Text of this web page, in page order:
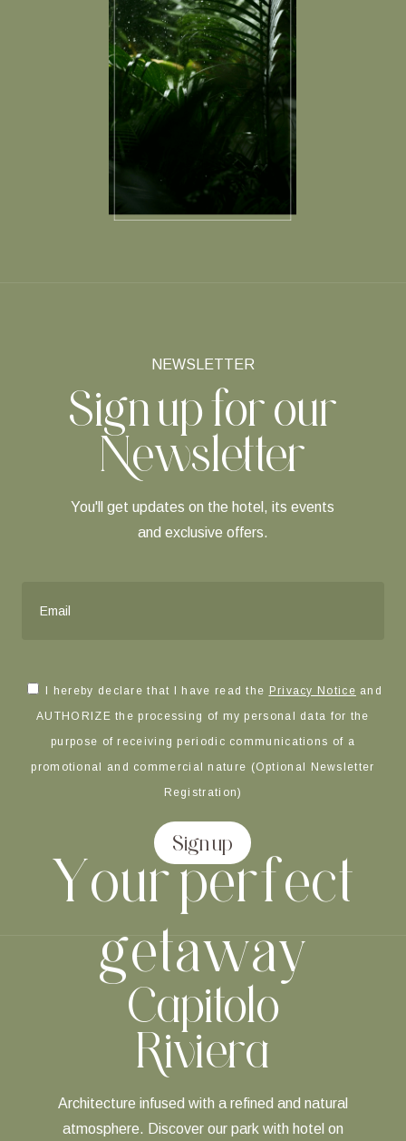
Yourperfect
getaway
NEWSLETTER
Sign up for our
Newsletter
You'll get updates on the hotel, its events
and exclusive offers.
I hereby declare that I have read the Privacy Notice and
AUTHORIZE the processing of my personal data for the
purpose of receiving periodic communications of a
promotional and commercial nature (Optional Newsletter
Registration)
Sign up
Alternative:
Capitolo
Riviera
Architecture infused with a refined and natural
atmosphere. Discover our park with hotel on